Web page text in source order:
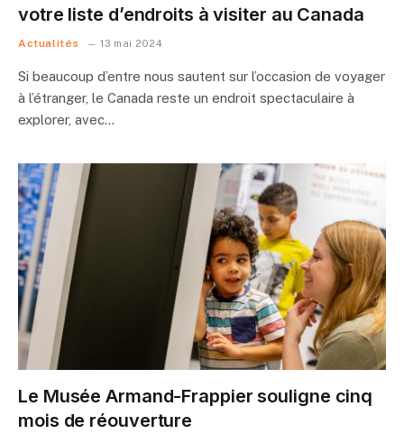
votre liste d’endroits à visiter au Canada
Actualités 13 mai 2024
Si beaucoup d’entre nous sautent sur l’occasion de voyager
à l’étranger, le Canada reste un endroit spectaculaire à
explorer, avec…
Le Musée Armand-Frappier souligne cinq
mois de réouverture